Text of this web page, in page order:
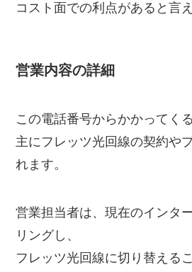
コスト面での利点があると言え
営業内容の詳細
この電話番号からかかってく
主にフレッツ光回線の契約や
れます。
営業担当者は、現在のインタ
リングし、
フレッツ光回線に切り替える